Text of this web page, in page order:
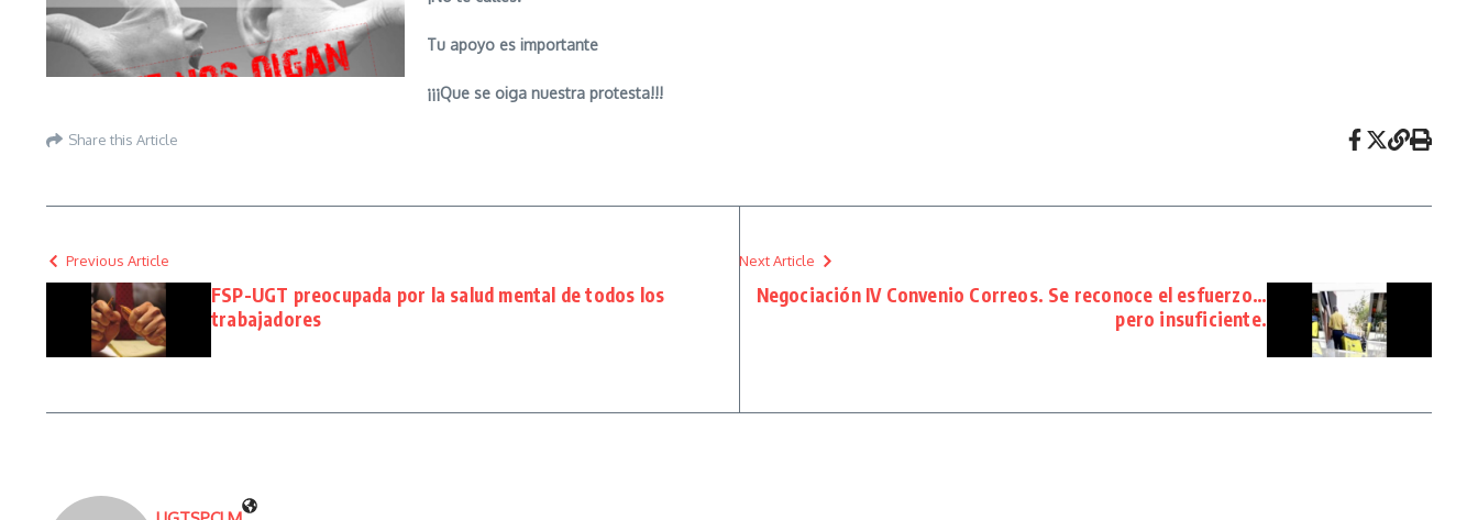
Tu apoyo es importante
¡¡¡Que se oiga nuestra protesta!!!
Share this Article
Previous Article
FSP-UGT preocupada por la salud mental de todos los
trabajadores
Next Article
Negociación IV Convenio Correos. Se reconoce el esfuerzo…
pero insuficiente.